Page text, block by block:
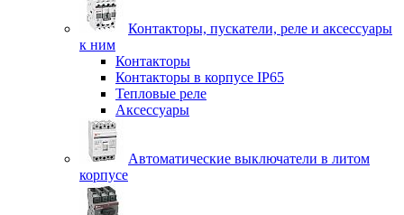
Контакторы, пускатели, реле и аксессуары
к ним
Контакторы
Контакторы в корпусе IP65
Тепловые реле
Аксессуары
Автоматические выключатели в литом
корпусе